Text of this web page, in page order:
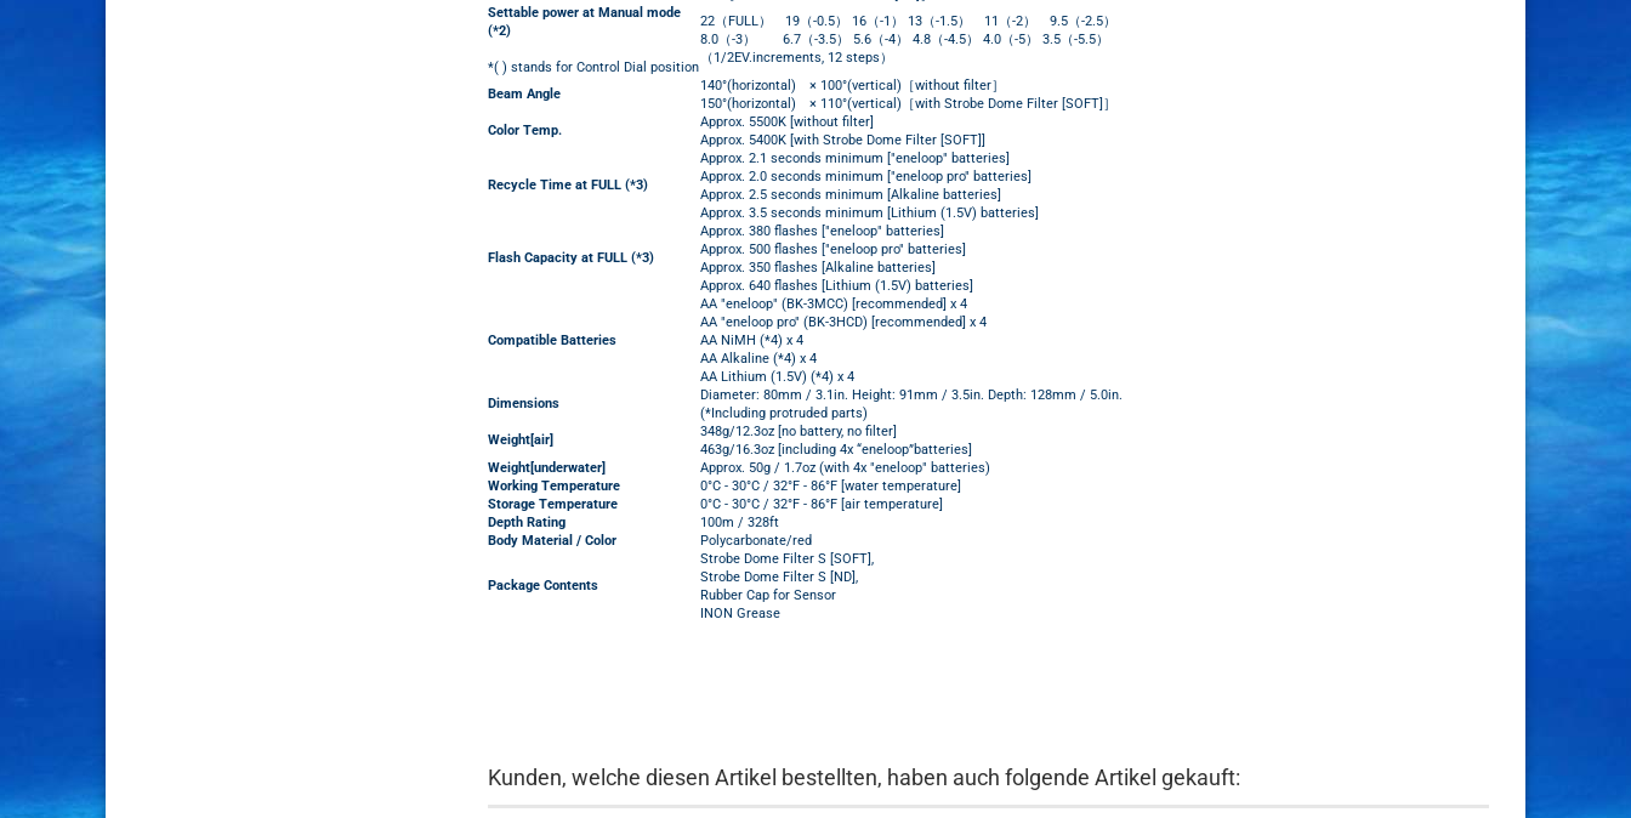
Settable power at Manual mode
(*2)
*( ) stands for Control Dial position
22（FULL） 19（-0.5） 16（-1） 13（-1.5） 11（-2） 9.5（-2.5）
8.0（-3） 6.7（-3.5） 5.6（-4） 4.8（-4.5） 4.0（-5） 3.5（-5.5）
（1/2EV.increments, 12 steps）
Beam Angle
140°(horizontal) × 100°(vertical)［without filter］
150°(horizontal) × 110°(vertical)［with Strobe Dome Filter [SOFT]］
Color Temp.
Approx. 5500K [without filter]
Approx. 5400K [with Strobe Dome Filter [SOFT]]
Recycle Time at FULL (*3)
Approx. 2.1 seconds minimum ["eneloop" batteries]
Approx. 2.0 seconds minimum ["eneloop pro" batteries]
Approx. 2.5 seconds minimum [Alkaline batteries]
Approx. 3.5 seconds minimum [Lithium (1.5V) batteries]
Flash Capacity at FULL (*3)
Approx. 380 flashes ["eneloop" batteries]
Approx. 500 flashes ["eneloop pro" batteries]
Approx. 350 flashes [Alkaline batteries]
Approx. 640 flashes [Lithium (1.5V) batteries]
Compatible Batteries
AA "eneloop" (BK-3MCC) [recommended] x 4
AA "eneloop pro" (BK-3HCD) [recommended] x 4
AA NiMH (*4) x 4
AA Alkaline (*4) x 4
AA Lithium (1.5V) (*4) x 4
Dimensions
Diameter: 80mm / 3.1in. Height: 91mm / 3.5in. Depth: 128mm / 5.0in.
(*Including protruded parts)
Weight[air]
348g/12.3oz [no battery, no filter]
463g/16.3oz [including 4x “eneloop”batteries]
Weight[underwater]
Approx. 50g / 1.7oz (with 4x "eneloop" batteries)
Working Temperature
0°C - 30°C / 32°F - 86°F [water temperature]
Storage Temperature
0°C - 30°C / 32°F - 86°F [air temperature]
Depth Rating
100m / 328ft
Body Material / Color
Polycarbonate/red
Package Contents
Strobe Dome Filter S [SOFT],
Strobe Dome Filter S [ND],
Rubber Cap for Sensor
INON Grease
Kunden, welche diesen Artikel bestellten, haben auch folgende Artikel gekauft: